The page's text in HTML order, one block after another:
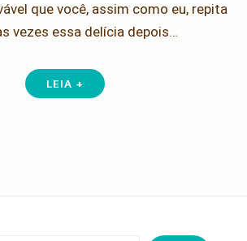
que você, assim como eu, repita
vezes essa delícia depois…
LEIA +